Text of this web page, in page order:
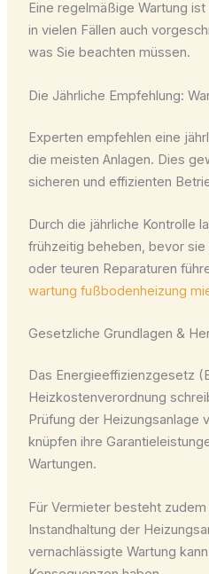
Eine regelmäßige Wartung
in vielen Fällen auch
was Sie beachten müssen.
Die Jährliche Empfehlung:
Experten empfehlen eine
die meisten Anlagen. Dies
sicheren und effizienten
Durch die jährliche Kontrolle
frühzeitig beheben, bevor
oder teuren Reparaturen
wartung fußbodenheizung
Gesetzliche Grundlagen &
Das Energieeffizienzgesetz
Heizkostenverordnung
Prüfung der Heizungsanlage
knüpfen ihre
Wartungen.
Für Vermieter besteht
Instandhaltung der
vernachlässigte Wartung